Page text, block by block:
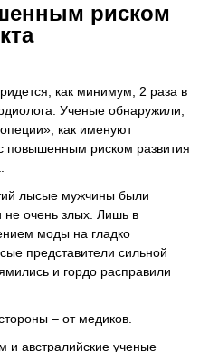
риском
как минимум, 2 раза в
Ученые обнаружили,
как именуют
повышенным риском развития
лысые мужчины были
не очень злых. Лишь в
моды на гладко
представители сильной
и гордо расправили
– от медиков.
и австралийские ученые